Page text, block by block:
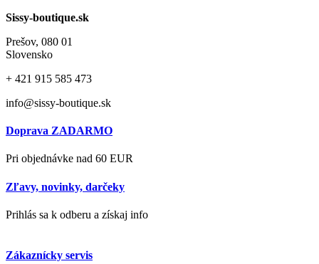
Sissy-boutique.sk
Prešov, 080 01
Slovensko
+ 421 915 585 473
info@sissy-boutique.sk
Doprava ZADARMO
Pri objednávke nad 60 EUR
Zľavy, novinky, darčeky
Prihlás sa k odberu a získaj info
Zákaznícky servis